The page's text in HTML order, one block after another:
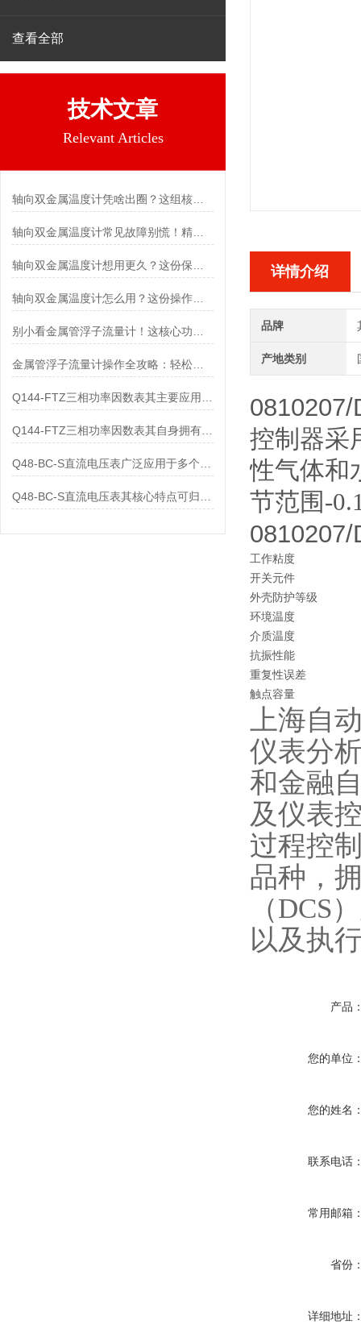
查看全部
技术文章
Relevant Articles
轴向双金属温度计凭啥出圈？这组核心特点给出了答案
轴向双金属温度计常见故障别慌！精准定位，轻松搞定难题
轴向双金属温度计怎么用？这份操作指南，新手也能快速拿捏！
金属管浮子流量计操作全攻略：轻松拿捏，精准掌控每一步！
Q144-FTZ三相功率因数表其自身拥有怎样的功能呢？
详情介绍
品牌
产地类别
0810207/
控制器采
性气体和
节范围-
工作粘度
开关元件
外壳防护等级
环境温度
介质温度
抗振性能
重复性误差
触点容量
上海自
仪表分
和金融
及仪表
过程控
品种，
（DCS
以及执
产品
您的单位
您的姓名
联系电话
常用邮箱
省份
详细地址